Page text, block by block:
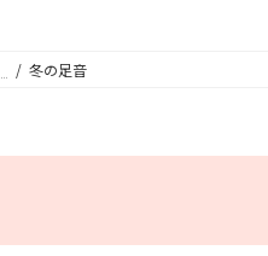
冬の足音